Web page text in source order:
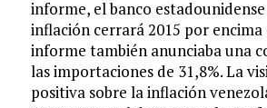
informe, el banco
inflación cerrará 2015 por encima
informe también anunciaba una
las importaciones de 31,8%. La
positiva sobre la inflación